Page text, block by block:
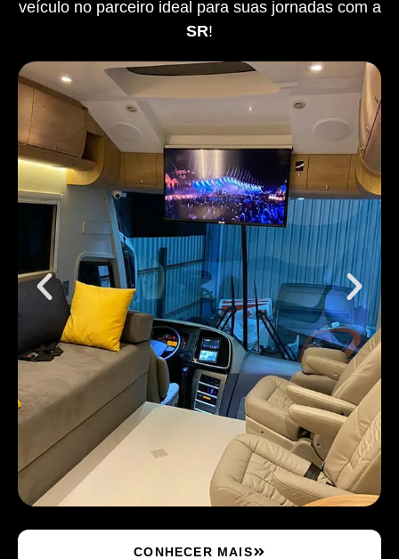
veículo no parceiro ideal para suas jornadas com a
SR!
CONHECER MAIS